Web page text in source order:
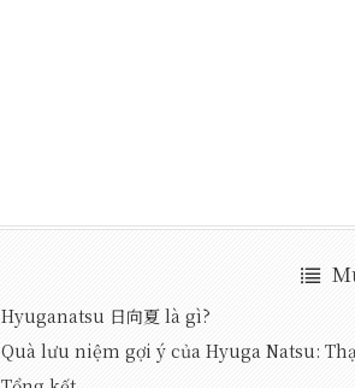
Hyuganatsu 日向夏 là gì?
Quà lưu niệm gợi ý của Hyuga Natsu: